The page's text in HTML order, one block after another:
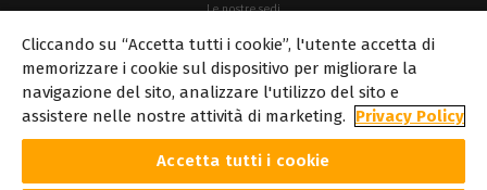
Le nostre sedi
Circa Dover
Carriera
Partner
caldera.com © 2026 — Tutti i diritti riservati. Tutti i marchi, i loghi e
i nomi commerciali citati in questo sito web sono di proprietà dei
rispettivi titolari. Tutte le immagini e le fotografie qui riportate
Cliccando su “Accetta tutti i cookie”, l'utente accetta di
memorizzare i cookie sul dispositivo per migliorare la
navigazione del sito, analizzare l'utilizzo del sito e
assistere nelle nostre attività di marketing.
Privacy Policy
Accetta tutti i cookie